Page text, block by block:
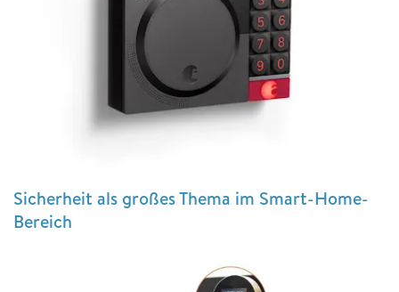
Sicherheit als großes Thema im Smart-Home-
Bereich